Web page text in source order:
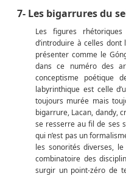
7- Les bigarrures du
Les figures
d’introduire à celles dont
présenter comme le
dans ce numéro des
conceptisme poétique
labyrinthique est celle
toujours murée mais
bigarrure, Lacan, dandy,
se resserre au fil de ses
qui n’est pas un
les sonorités diverses,
combinatoire des
surgir un point-zéro de